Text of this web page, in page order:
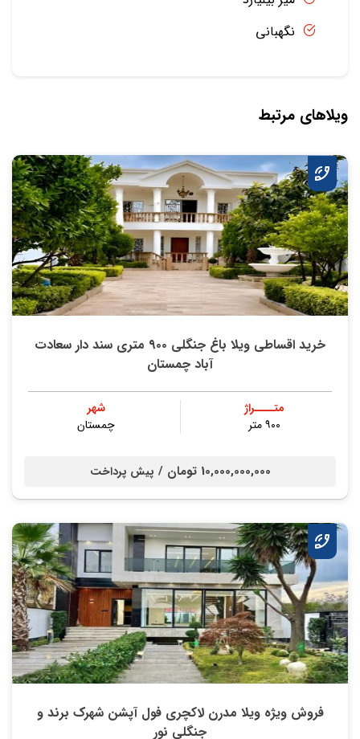
نگهبانی
ویلاهای مرتبط
خرید اقساطی ویلا باغ جنگلی ۹۰۰ متری سند دار سعادت
آباد چمستان
متــــراژ
۹۰۰ متر
شهر
چمستان
10,000,000,000 تومان / پیش پرداخت
فروش ویژه ویلا مدرن لاکچری فول آپشن شهرک برند و
جنگلی نور